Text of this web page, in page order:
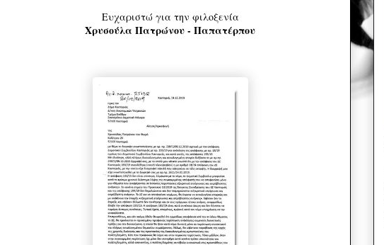
Ευχαριστώ για την φιλοξενία
Χρυσούλα Πατρώνου - Παπατέρπου